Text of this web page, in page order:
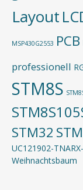
Layout
MSP430G2553 PCB
professionell
STM8S
STM32
UC121902-
Weihnachtsbaum